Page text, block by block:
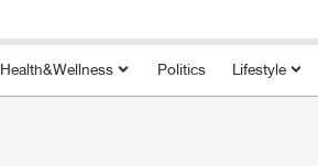
Health&Wellness Politics Lifestyle